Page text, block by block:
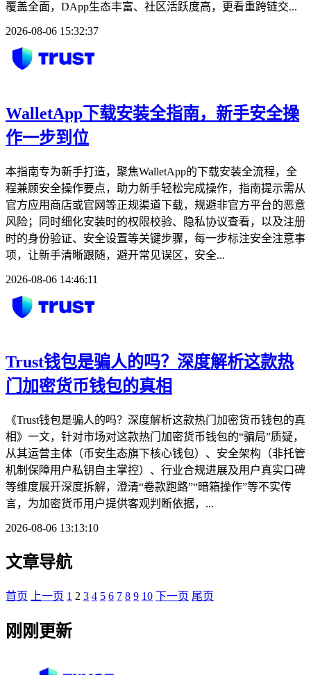
覆盖全面，DApp生态丰富、社区活跃度高，更看重跨链交...
2026-08-06 15:32:37
WalletApp下载安装全指南，新手安全操
作一步到位
本指南专为新手打造，聚焦WalletApp的下载安装全流程，全
程兼顾安全操作要点，助力新手轻松完成操作，指南提示需从
官方应用商店或官网等正规渠道下载，规避非官方平台的恶意
风险；同时细化安装时的权限校验、隐私协议查看，以及注册
时的身份验证、安全设置等关键步骤，每一步标注安全注意事
项，让新手清晰跟随，避开常见误区，安全...
2026-08-06 14:46:11
Trust钱包是骗人的吗？深度解析这款热
门加密货币钱包的真相
《Trust钱包是骗人的吗？深度解析这款热门加密货币钱包的真
相》一文，针对市场对这款热门加密货币钱包的“骗局”质疑，
从其运营主体（币安生态旗下核心钱包）、安全架构（非托管
机制保障用户私钥自主掌控）、行业合规进展及用户真实口碑
等维度展开深度拆解，澄清“卷款跑路”“暗箱操作”等不实传
言，为加密货币用户提供客观判断依据，...
2026-08-06 13:13:10
文章导航
首页 上一页 1 2 3 4 5 6 7 8 9 10 下一页 尾页
刚刚更新